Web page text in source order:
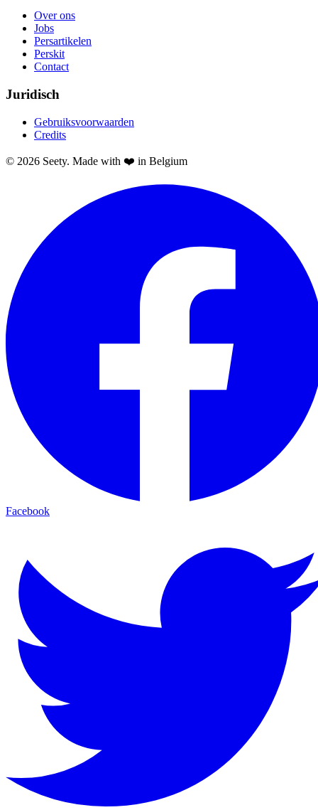
Over ons
Jobs
Persartikelen
Perskit
Contact
Juridisch
Gebruiksvoorwaarden
Credits
© 2026 Seety. Made with ❤️ in Belgium
Facebook